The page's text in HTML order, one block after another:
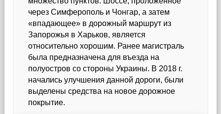
через Симферополь и Чонгар, а затем
«впадающее» в дорожный маршрут из
Запорожья в Харьков, является
относительно хорошим. Ранее магистраль
была предназначена для въезда на
полуостров со стороны Украины. В 2018 г.
начались улучшения данной дороги, были
выделены средства на новое дорожное
покрытие.